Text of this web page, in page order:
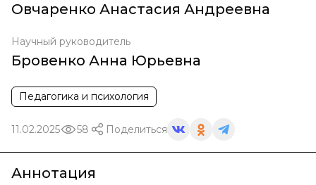
Овчаренко Анастасия Андреевна
Научный руководитель
Бровенко Анна Юрьевна
Педагогика и психология
11.02.2025 58 Поделиться
Аннотация